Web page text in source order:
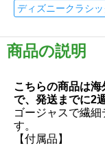
ディズニークラシッ
商品の説明
こちらの商品は
で、発送までに2
ゴージャスで繊
す。
【付属品】